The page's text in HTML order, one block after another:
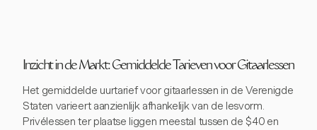
Inzicht in de Markt: Gemiddelde Tarieven voor Gitaarlessen
Het gemiddelde uurtarief voor gitaarlessen in de Verenigde
Staten varieert aanzienlijk afhankelijk van de lesvorm.
Privélessen ter plaatse liggen meestal tussen de $40 en